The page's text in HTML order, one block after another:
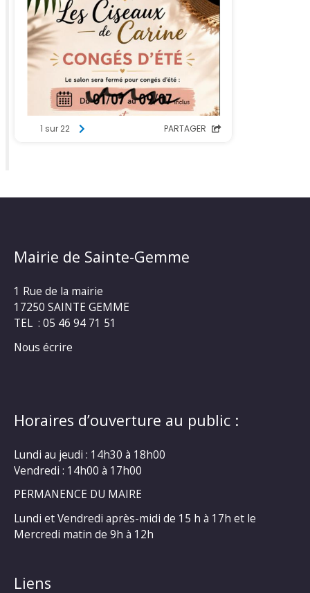
Mairie de Sainte-Gemme
1 Rue de la mairie
17250 SAINTE GEMME
TEL : 05 46 94 71 51
Nous écrire
Horaires d’ouverture au public :
Lundi au jeudi : 14h30 à 18h00
Vendredi : 14h00 à 17h00
PERMANENCE DU MAIRE
Lundi et Vendredi après-midi de 15 h à 17h et le
Mercredi matin de 9h à 12h
Liens